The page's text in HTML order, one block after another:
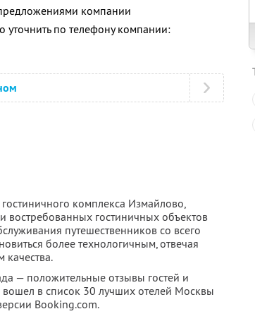
компании
по телефону компании:
комплекса Измайлово,
востребованных гостиничных объектов
путешественников со всего
более технологичным, отвечая
— положительные отзывы гостей и
в список 30 лучших отелей Москвы
Booking.com.